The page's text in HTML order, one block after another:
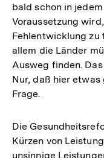
bald schon in
Voraussetzung
Fehlentwicklung zu
allem die Länder
Ausweg finden.
Nur, daß hier
Frage.
Die
Kürzen von
unsinnige